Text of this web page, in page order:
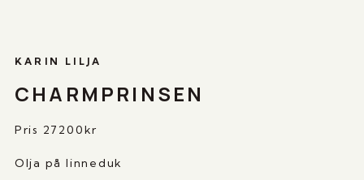
KARIN LILJA
CHARMPRINSEN
Pris 27200kr
Olja på linneduk